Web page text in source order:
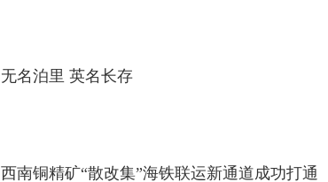
无名泊里 英名长存
西南铜精矿“散改集”海铁联运新通道成功打通